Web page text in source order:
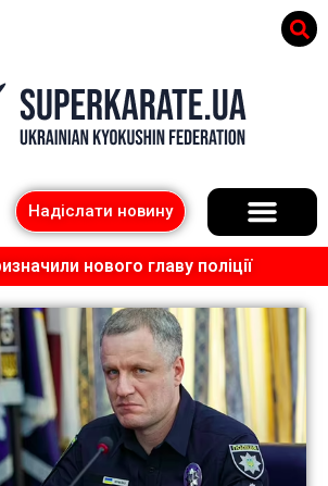
Надіслати новину
нового главу поліції